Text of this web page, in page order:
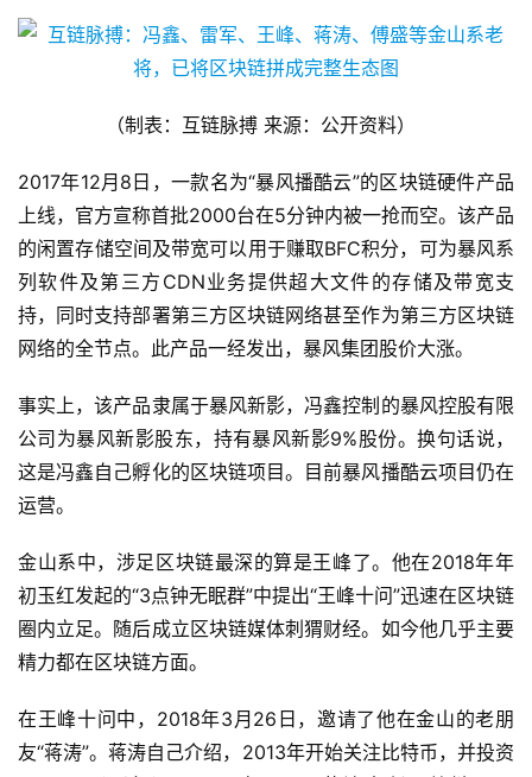
（制表：互链脉搏 来源：公开资料）
2017年12月8日，一款名为“暴风播酷云”的区块链硬件产品
上线，官方宣称首批2000台在5分钟内被一抢而空。该产品
的闲置存储空间及带宽可以用于赚取BFC积分，可为暴风系
列软件及第三方CDN业务提供超大文件的存储及带宽支
持，同时支持部署第三方区块链网络甚至作为第三方区块链
网络的全节点。此产品一经发出，暴风集团股价大涨。
事实上，该产品隶属于暴风新影，冯鑫控制的暴风控股有限
公司为暴风新影股东，持有暴风新影9%股份。换句话说，
这是冯鑫自己孵化的区块链项目。目前暴风播酷云项目仍在
运营。
金山系中，涉足区块链最深的算是王峰了。他在2018年年
初玉红发起的“3点钟无眠群”中提出“王峰十问”迅速在区块链
圈内立足。随后成立区块链媒体刺猬财经。如今他几乎主要
精力都在区块链方面。
在王峰十问中，2018年3月26日，邀请了他在金山的老朋
友“蒋涛”。蒋涛自己介绍，2013年开始关注比特币，并投资